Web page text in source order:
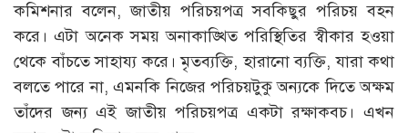
কমিশনার বলেন, জাতীয় পরিচয়পত্র সবকিছুর পরিচয় বহন
করে। এটা অনেক সময় অনাকাঙ্খিত পরিস্থিতির স্বীকার হওয়া
থেকে বাঁচতে সাহায্য করে। মৃতব্যক্তি, হারানো ব্যক্তি, যারা কথা
বলতে পারে না, এমনকি নিজের পরিচয়টুকু অন্যকে দিতে অক্ষম
তাঁদের জন্য এই জাতীয় পরিচয়পত্র একটা রক্ষাকবচ। এখন